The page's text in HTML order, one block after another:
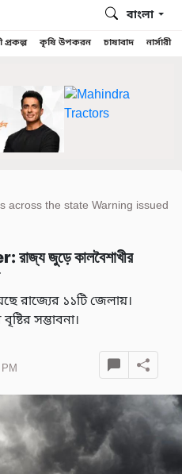
প্রকল্প কৃষি উপকরন চাষাবাদ নার্সারী
বাংলা
across the state Warning issued
জুড়ে কালবৈশাখীর
রাজ্যের ১১টি জেলায়।
সম্ভাবনা।